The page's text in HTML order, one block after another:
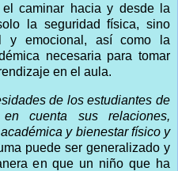
caminar hacia y desde la
la seguridad física, sino
y emocional, así como la
necesaria para tomar
en el aula.
de los estudiantes de
cuenta sus relaciones,
y bienestar físico y
puede ser generalizado y
en que un niño que ha